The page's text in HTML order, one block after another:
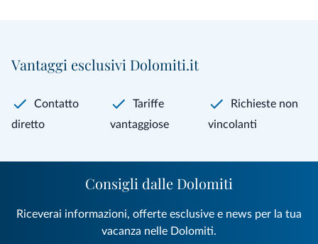
Vantaggi esclusivi Dolomiti.it
Contatto
diretto
Tariffe
vantaggiose
Richieste non
vincolanti
Consigli dalle Dolomiti
Riceverai informazioni, offerte esclusive e news per la tua
vacanza nelle Dolomiti.